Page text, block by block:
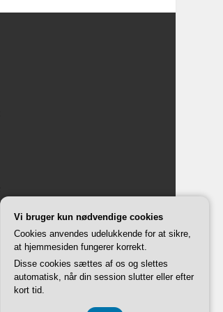
Vi bruger kun nødvendige cookies
Cookies anvendes udelukkende for at sikre,
at hjemmesiden fungerer korrekt.
Disse cookies sættes af os og slettes
automatisk, når din session slutter eller efter
kort tid.